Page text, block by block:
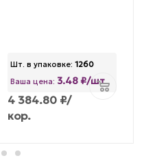
Шт. в упаковке: 1260
Ваша цена: 3.48 ₽/шт
4 384.80 ₽/
кор.